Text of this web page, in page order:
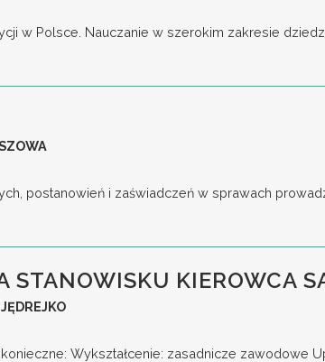
w Polsce. Nauczanie w szerokim zakresie dziedzin
postanowień i zaświadczeń w sprawach
STANOWISKU KIEROWCA
Wykształcenie: zasadnicze zawodowe